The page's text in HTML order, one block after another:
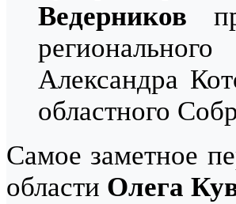
Ведерников
Александра
областного
Самое заметное
области Олега